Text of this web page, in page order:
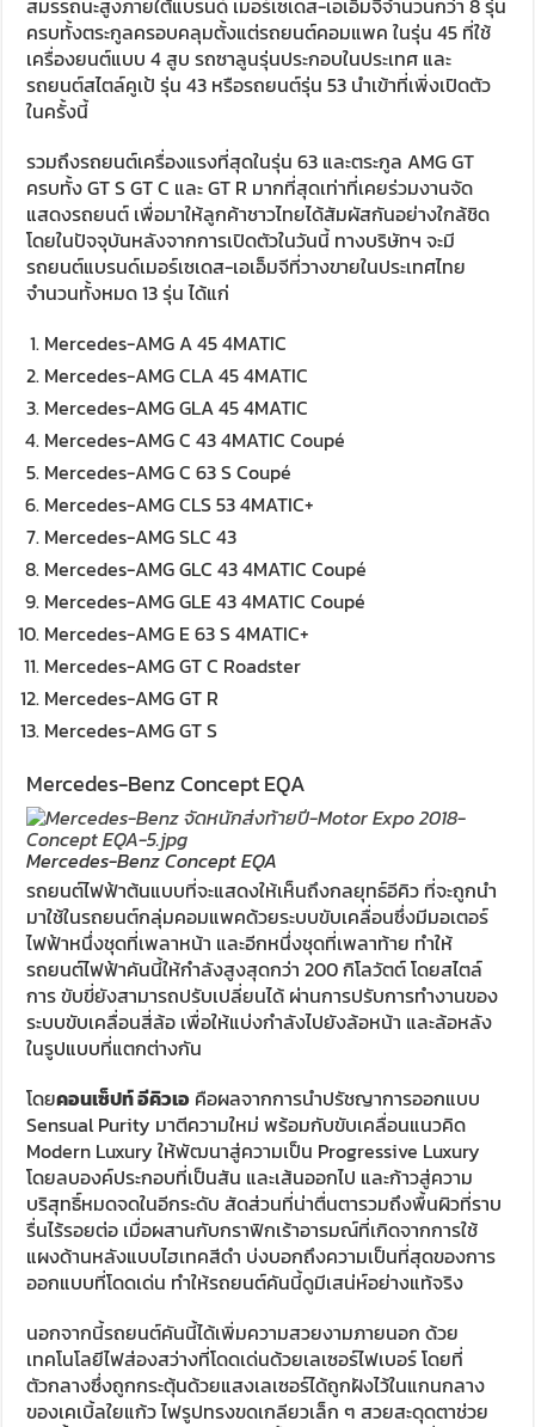
ครบทั้งตระกูลครอบคลุมตั้งแต่รถยนต์คอมแพค ในรุ่น 45 ที่ใช้
เครื่องยนต์แบบ 4 สูบ รถซาลูนรุ่นประกอบในประเทศ และ
รถยนต์สไตล์คูเป้ รุ่น 43 หรือรถยนต์รุ่น 53 นำเข้าที่เพิ่งเปิดตัว
ในครั้งนี้
รวมถึงรถยนต์เครื่องแรงที่สุดในรุ่น 63 และตระกูล AMG GT
ครบทั้ง GT S GT C และ GT R มากที่สุดเท่าที่เคยร่วมงานจัด
แสดงรถยนต์ เพื่อมาให้ลูกค้าชาวไทยได้สัมผัสกันอย่างใกล้ชิด
โดยในปัจจุบันหลังจากการเปิดตัวในวันนี้ ทางบริษัทฯ จะมี
รถยนต์แบรนด์เมอร์เซเดส-เอเอ็มจีที่วางขายในประเทศไทย
จำนวนทั้งหมด 13 รุ่น ได้แก่
Mercedes-AMG A 45 4MATIC
Mercedes-AMG CLA 45 4MATIC
Mercedes-AMG GLA 45 4MATIC
Mercedes-AMG C 43 4MATIC Coupé
Mercedes-AMG C 63 S Coupé
Mercedes-AMG CLS 53 4MATIC+
Mercedes-AMG SLC 43
Mercedes-AMG GLC 43 4MATIC Coupé
Mercedes-AMG GLE 43 4MATIC Coupé
Mercedes-AMG E 63 S 4MATIC+
Mercedes-AMG GT C Roadster
Mercedes-AMG GT R
Mercedes-AMG GT S
Mercedes-Benz Concept EQA
Mercedes-Benz Concept EQA
รถยนต์ไฟฟ้าต้นแบบที่จะแสดงให้เห็นถึงกลยุทธ์อีคิว ที่จะถูกนำ
มาใช้ในรถยนต์กลุ่มคอมแพคด้วยระบบขับเคลื่อนซึ่งมีมอเตอร์
ไฟฟ้าหนึ่งชุดที่เพลาหน้า และอีกหนึ่งชุดที่เพลาท้าย ทำให้
รถยนต์ไฟฟ้าคันนี้ให้กำลังสูงสุดกว่า 200 กิโลวัตต์ โดยสไตล์
การ ขับขี่ยังสามารถปรับเปลี่ยนได้ ผ่านการปรับการทำงานของ
ระบบขับเคลื่อนสี่ล้อ เพื่อให้แบ่งกำลังไปยังล้อหน้า และล้อหลัง
ในรูปแบบที่แตกต่างกัน
โดยคอนเซ็ปท์ อีคิวเอ คือผลจากการนำปรัชญาการออกแบบ
Sensual Purity มาตีความใหม่ พร้อมกับขับเคลื่อนแนวคิด
Modern Luxury ให้พัฒนาสู่ความเป็น Progressive Luxury
โดยลบองค์ประกอบที่เป็นสัน และเส้นออกไป และก้าวสู่ความ
บริสุทธิ์หมดจดในอีกระดับ สัดส่วนที่น่าตื่นตารวมถึงพื้นผิวที่ราบ
รื่นไร้รอยต่อ เมื่อผสานกับกราฟิกเร้าอารมณ์ที่เกิดจากการใช้
แผงด้านหลังแบบไฮเทคสีดำ บ่งบอกถึงความเป็นที่สุดของการ
ออกแบบที่โดดเด่น ทำให้รถยนต์คันนี้ดูมีเสน่ห์อย่างแท้จริง
นอกจากนี้รถยนต์คันนี้ได้เพิ่มความสวยงามภายนอก ด้วย
เทคโนโลยีไฟส่องสว่างที่โดดเด่นด้วยเลเซอร์ไฟเบอร์ โดยที่
ตัวกลางซึ่งถูกกระตุ้นด้วยแสงเลเซอร์ได้ถูกฝังไว้ในแกนกลาง
ของเคเบิ้ลใยแก้ว ไฟรูปทรงขดเกลียวเล็ก ๆ สวยสะดุดตาช่วย